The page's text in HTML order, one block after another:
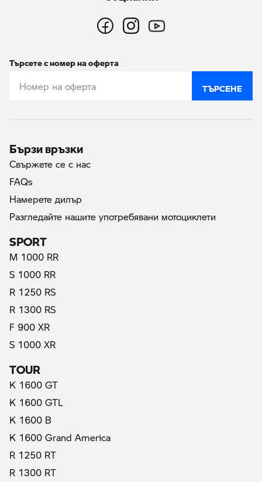
Търсете с номер на оферта
ТЪРСЕНЕ
Бързи връзки
Свържете се с нас
FAQs
Намерете дилър
Разгледайте нашите употребявани мотоциклети
SPORT
M 1000 RR
S 1000 RR
R 1250 RS
R 1300 RS
F 900 XR
S 1000 XR
TOUR
K 1600 GT
K 1600 GTL
K 1600 B
K 1600 Grand America
R 1250 RT
R 1300 RT